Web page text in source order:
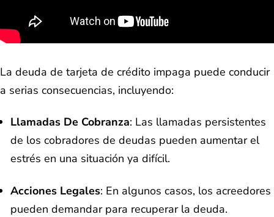
La deuda de tarjeta de crédito impaga puede conducir
a serias consecuencias, incluyendo:
Llamadas De Cobranza: Las llamadas persistentes
de los cobradores de deudas pueden aumentar el
estrés en una situación ya difícil.
Acciones Legales: En algunos casos, los acreedores
pueden demandar para recuperar la deuda.